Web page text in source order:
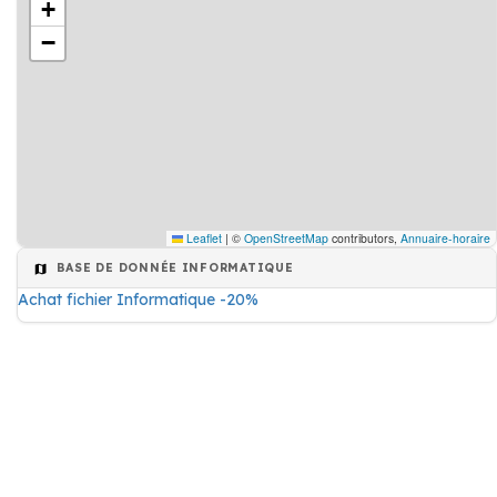
+
−
Leaflet | © OpenStreetMap contributors, Annuaire-horaire
BASE DE DONNÉE INFORMATIQUE
Achat fichier Informatique -20%